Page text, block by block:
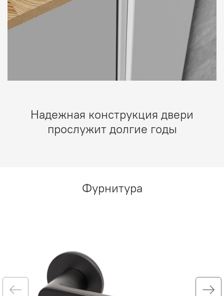
Надежная конструкция двери
прослужит долгие годы
Фурнитура